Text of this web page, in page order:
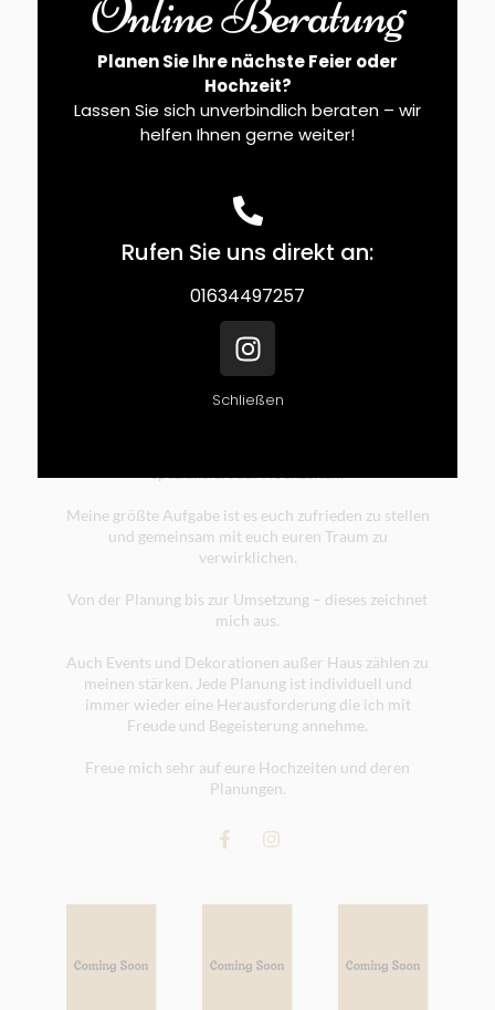
Peri
Die Geschäftsführung
Inhaberin der Location Kaisersaal in Herne.
Meine größte Aufgabe ist es euch zufrieden zu stellen
und gemeinsam mit euch euren Traum zu
verwirklichen.
Von der Planung bis zur Umsetzung – dieses zeichnet
mich aus.
Auch Events und Dekorationen außer Haus zählen zu
meinen stärken. Jede Planung ist individuell und
immer wieder eine Herausforderung die ich mit
Freude und Begeisterung annehme.
Freue mich sehr auf eure Hochzeiten und deren
Planungen.
Online Beratung
Planen Sie Ihre nächste Feier oder
Hochzeit?
Lassen Sie sich unverbindlich beraten – wir
helfen Ihnen gerne weiter!
Rufen Sie uns direkt an:
01634497257
Schließen